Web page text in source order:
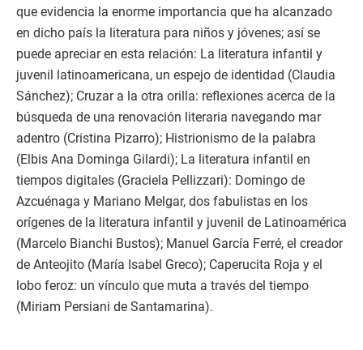
que evidencia la enorme importancia que ha alcanzado
en dicho país la literatura para niños y jóvenes; así se
puede apreciar en esta relación: La literatura infantil y
juvenil latinoamericana, un espejo de identidad (Claudia
Sánchez); Cruzar a la otra orilla: reflexiones acerca de la
búsqueda de una renovación literaria navegando mar
adentro (Cristina Pizarro); Histrionismo de la palabra
(Elbis Ana Dominga Gilardi); La literatura infantil en
tiempos digitales (Graciela Pellizzari): Domingo de
Azcuénaga y Mariano Melgar, dos fabulistas en los
orígenes de la literatura infantil y juvenil de Latinoamérica
(Marcelo Bianchi Bustos); Manuel García Ferré, el creador
de Anteojito (María Isabel Greco); Caperucita Roja y el
lobo feroz: un vínculo que muta a través del tiempo
(Miriam Persiani de Santamarina).